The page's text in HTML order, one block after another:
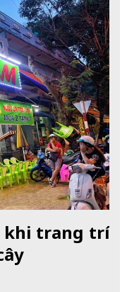
khi trang trí